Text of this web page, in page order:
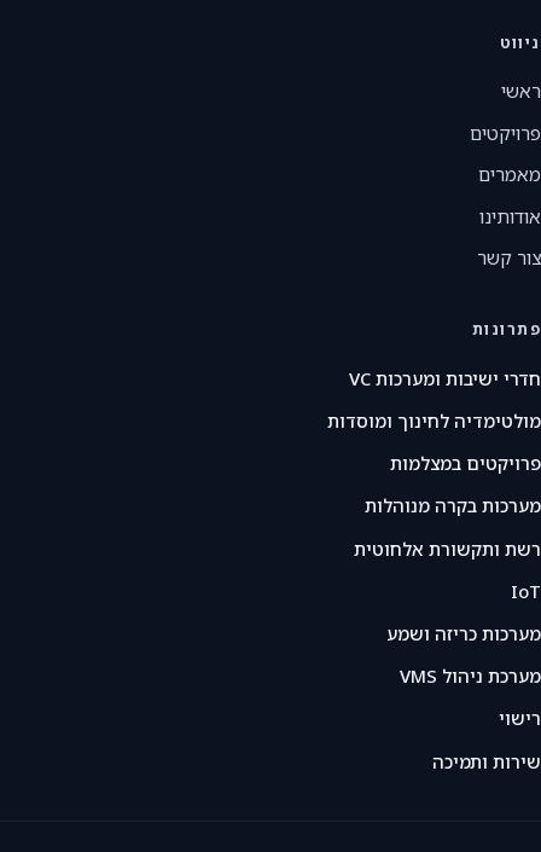
ניווט
ראשי
פרויקטים
מאמרים
אודותינו
צור קשר
פתרונות
חדרי ישיבות ומערכות VC
מולטימדיה לחינוך ומוסדות
פרויקטים במצלמות
מערכות בקרה מנוהלות
רשת ותקשורת אלחוטית
IoT
מערכות כריזה ושמע
מערכת ניהול VMS
רישוי
שירות ותמיכה